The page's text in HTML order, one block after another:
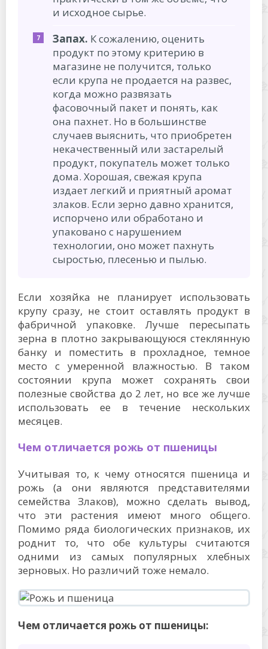
и исходное сырье.
Запах. К сожалению, оценить
продукт по этому критерию в
магазине не получится, только
если крупа не продается на развес,
когда можно развязать
фасовочный пакет и понять, как
она пахнет. Но в большинстве
случаев выяснить, что приобретен
некачественный или застарелый
продукт, покупатель может только
дома. Хорошая, свежая крупа
издает легкий и приятный аромат
злаков. Если зерно давно хранится,
испорчено или обработано и
упаковано с нарушением
технологии, оно может пахнуть
сыростью, плесенью и пылью.
Если хозяйка не планирует использовать
крупу сразу, не стоит оставлять продукт в
фабричной упаковке. Лучше пересыпать
зерна в плотно закрывающуюся стеклянную
банку и поместить в прохладное, темное
место с умеренной влажностью. В таком
состоянии крупа может сохранять свои
полезные свойства до 2 лет, но все же лучше
использовать ее в течение нескольких
месяцев.
Чем отличается рожь от пшеницы
Учитывая то, к чему относятся пшеница и
рожь (а они являются представителями
семейства Злаков), можно сделать вывод,
что эти растения имеют много общего.
Помимо ряда биологических признаков, их
роднит то, что обе культуры считаются
одними из самых популярных хлебных
зерновых. Но различий тоже немало.
Чем отличается рожь от пшеницы: